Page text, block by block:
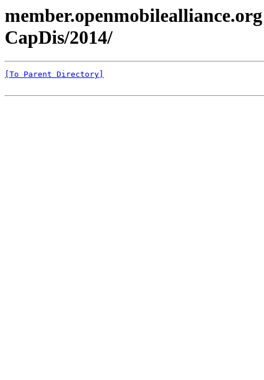
CapDis/2014/
[To Parent Directory]